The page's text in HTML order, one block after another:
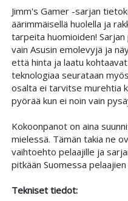
Jimm's Gamer -sarjan
äärimmäisellä huolella ja
tarpeita huomioiden!
vain Asusin emolevyjä ja
että hinta ja laatu
teknologiaa seurataan
osalta ei tarvitse murehtia
pyörää kun ei noin vain
Kokoonpanot on aina
mielessä. Tämän takia ne
vaihtoehto pelaajille ja
pitkään Suomessa
Tekniset tiedot: